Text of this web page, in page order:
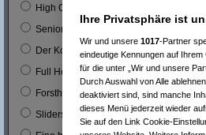
High Chaparal
Seniorenclub
Der Kopfgeldjäger (mit Steve McQueen)
Full House (mitn Joe Bologna)
Forsthaus Falkenau
Sliders
Ihre Privatsphäre ist
Wir und unsere 1017-Partner
eindeutige Kennungen auf
für die unter „Wir und unsere
Durch Auswahl von Alle
deaktiviert sind, sind manche
dieses Menü jederzeit wieder
Sie auf den Link Cookie-